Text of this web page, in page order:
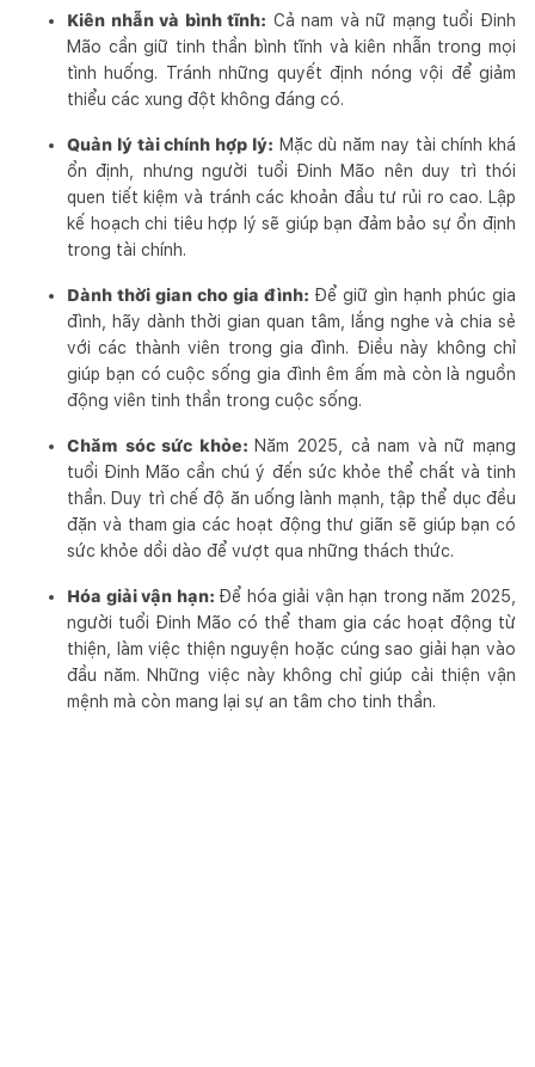
Kiên nhẫn và bình tĩnh: Cả nam và nữ mạng tuổi Đinh
Mão cần giữ tinh thần bình tĩnh và kiên nhẫn trong mọi
tình huống. Tránh những quyết định nóng vội để giảm
thiểu các xung đột không đáng có.
Quản lý tài chính hợp lý: Mặc dù năm nay tài chính khá
ổn định, nhưng người tuổi Đinh Mão nên duy trì thói
quen tiết kiệm và tránh các khoản đầu tư rủi ro cao. Lập
kế hoạch chi tiêu hợp lý sẽ giúp bạn đảm bảo sự ổn định
trong tài chính.
Dành thời gian cho gia đình: Để giữ gìn hạnh phúc gia
đình, hãy dành thời gian quan tâm, lắng nghe và chia sẻ
với các thành viên trong gia đình. Điều này không chỉ
giúp bạn có cuộc sống gia đình êm ấm mà còn là nguồn
động viên tinh thần trong cuộc sống.
Chăm sóc sức khỏe: Năm 2025, cả nam và nữ mạng
tuổi Đinh Mão cần chú ý đến sức khỏe thể chất và tinh
thần. Duy trì chế độ ăn uống lành mạnh, tập thể dục đều
đặn và tham gia các hoạt động thư giãn sẽ giúp bạn có
sức khỏe dồi dào để vượt qua những thách thức.
Hóa giải vận hạn: Để hóa giải vận hạn trong năm 2025,
người tuổi Đinh Mão có thể tham gia các hoạt động từ
thiện, làm việc thiện nguyện hoặc cúng sao giải hạn vào
đầu năm. Những việc này không chỉ giúp cải thiện vận
mệnh mà còn mang lại sự an tâm cho tinh thần.